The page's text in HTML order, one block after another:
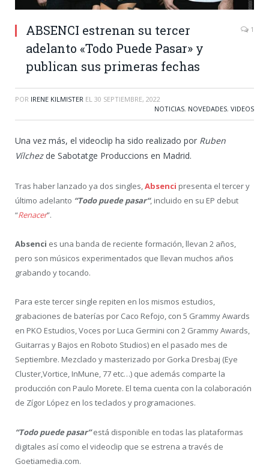
ABSENCI estrenan su tercer
adelanto «Todo Puede Pasar» y
publican sus primeras fechas
1
POR IRENE KILMISTER EL 30 SEPTIEMBRE, 2022
NOTICIAS, NOVEDADES, VIDEOS
Una vez más, el videoclip ha sido realizado por Ruben
Vílchez de Sabotatge Produccions en Madrid.
Tras haber lanzado ya dos singles,Absenci presenta el tercer y
último adelanto “Todo puede pasar“, incluido en su EP debut
“Renacer”.
Absenci es una banda de reciente formación, llevan 2 años,
pero son músicos experimentados que llevan muchos años
grabando y tocando.
Para este tercer single repiten en los mismos estudios,
grabaciones de baterías por Caco Refojo, con 5 Grammy Awards
en PKO Estudios, Voces por Luca Germini con 2 Grammy Awards,
Guitarras y Bajos en Roboto Studios) en el pasado mes de
Septiembre. Mezclado y masterizado por Gorka Dresbaj (Eye
Cluster,Vortice, InMune, 77 etc…) que además comparte la
producción con Paulo Morete. El tema cuenta con la colaboración
de Zígor López en los teclados y programaciones.
“Todo puede pasar”está disponible en todas las plataformas
digitales así como el videoclip que se estrena a través de
Goetiamedia.com.